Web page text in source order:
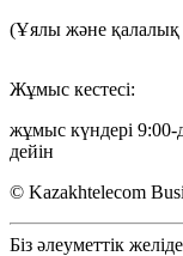
(Ұялы және қалалық
Жұмыс кестесі:
жұмыс күндері 9:00-
дейін
© Kazakhtelecom
Біз әлеуметтік